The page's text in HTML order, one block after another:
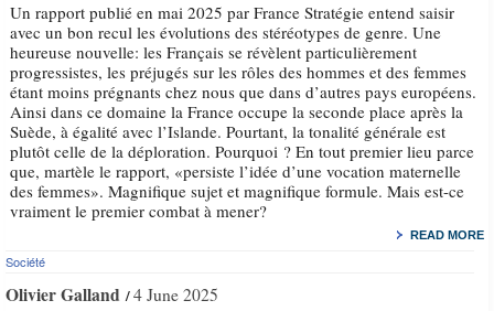
Un rapport publié en mai 2025 par France Stratégie entend saisir
avec un bon recul les évolutions des stéréotypes de genre. Une
heureuse nouvelle: les Français se révèlent particulièrement
progressistes, les préjugés sur les rôles des hommes et des femmes
étant moins prégnants chez nous que dans d’autres pays européens.
Ainsi dans ce domaine la France occupe la seconde place après la
Suède, à égalité avec l’Islande. Pourtant, la tonalité générale est
plutôt celle de la déploration. Pourquoi ? En tout premier lieu parce
que, martèle le rapport, «persiste l’idée d’une vocation maternelle
des femmes». Magnifique sujet et magnifique formule. Mais est-ce
vraiment le premier combat à mener?
READ MORE
Société
Olivier Galland 4 June 2025